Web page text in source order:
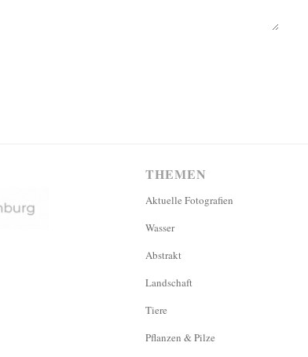
THEMEN
Aktuelle Fotografien
Wasser
Abstrakt
Landschaft
Tiere
Pflanzen & Pilze